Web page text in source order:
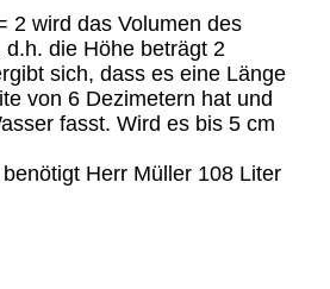
2 wird das Volumen des
die Höhe beträgt 2
sich, dass es eine Länge
von 6 Dezimetern hat und
fasst. Wird es bis 5 cm
Herr Müller 108 Liter